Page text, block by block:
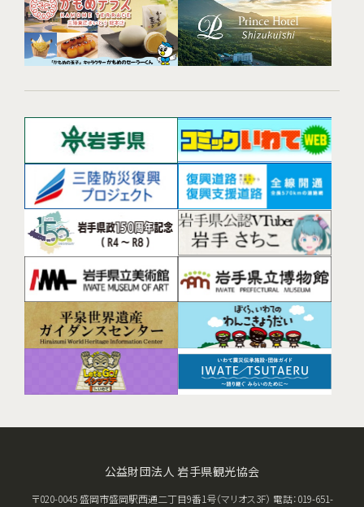
公益財団法人 岩手県観光協会
〒020-0045 盛岡市盛岡駅西通二丁目9番1号（マリオス3F） 電話：019-651-